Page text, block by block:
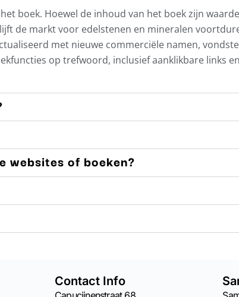
boek. Hoewel de inhoud van het boek zijn
de markt voor edelstenen en mineralen
met nieuwe commerciële namen,
op trefwoord, inclusief aanklikbare links
websites of boeken?
Contact Info